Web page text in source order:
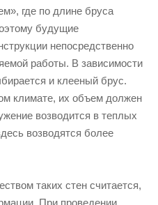
где по длине бруса
будущие
непосредственно
работы. В зависимости
и клееный брус.
климате, их объем должен
возводится в теплых
возводятся более
таких стен считается,
При проведении